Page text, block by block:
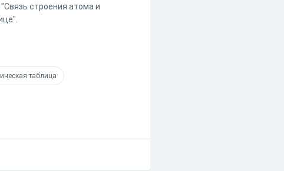
строения атома и
таблица